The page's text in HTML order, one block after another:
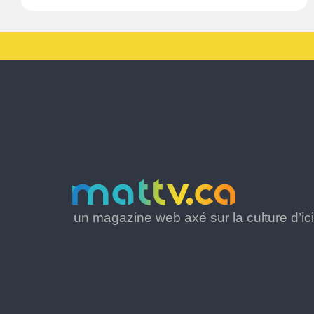
un magazine web axé sur la culture d’ici